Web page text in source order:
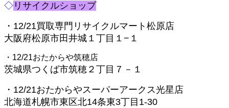
◇ リサイクルショップ
・12/21買取専門リサイクルマート松原店
大阪府松原市田井城１丁目１−１
・12/21おたからや筑穂店
茨城県つくば市筑穂２丁目７－１
・12/21おたからやスーパーアークス光星店
北海道札幌市東区北14条東3丁目1-30